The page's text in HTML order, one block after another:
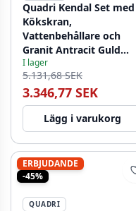
Quadri Kendal Set med
Kökskran,
Vattenbehållare och
Granit Antracit Guld
Färgad Diskho 60x44 cm
med Avrinning och
Guldpropp och
Överfyllnadsskydd -
1208967843
I lager
5.131,68 SEK
3.346,77 SEK
Lägg i varukorg
ERBJUDANDE
-45%
QUADRI